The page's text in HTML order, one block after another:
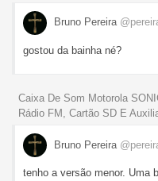
Bruno Pereira
gostou da bainha né?
Caixa De Som Motorola
Rádio FM, Cartão SD E
Bruno Pereira
tenho a versão menor. Uma